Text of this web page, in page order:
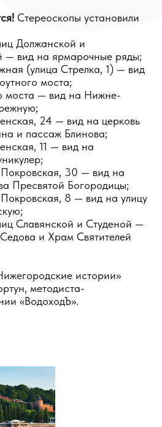
Стереоскопы установили
Должанской и
— вид на ярмарочные ряды;
(улица Стрелка, 1) — вид
моста;
моста — вид на Нижне-
24 — вид на церковь
и пассаж Блинова;
11 — вид на
30 — вид на
Пресвятой Богородицы;
8 — вид на улицу
Славянской и Студеной —
и Храм Святителей
истории»
методиста-
«ВодоходЪ».